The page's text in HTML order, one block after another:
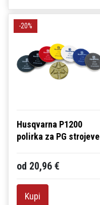
Husqvarna P1200
polirka za PG strojeve
od 20,96 €
Kupi
-20%